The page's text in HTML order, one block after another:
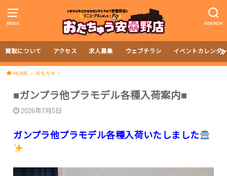
MENU SEARCH
買取について アクセス 求人募集 ウェブチラシ イベントカレンダ
HOME おもちゃ
■ガンプラ他プラモデル各種入荷案内■
2026年7月5日
ガンプラ他プラモデル各種入荷いたしました